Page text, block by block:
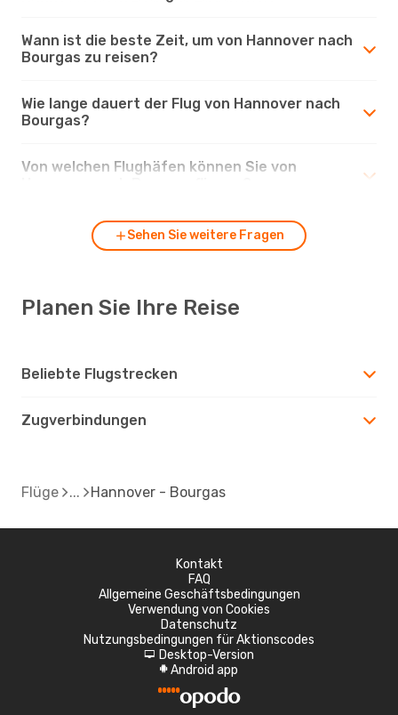
Wann ist die beste Zeit, um von Hannover nach
Bourgas zu reisen?
Wie lange dauert der Flug von Hannover nach
Bourgas?
Von welchen Flughäfen können Sie von
Sehen Sie weitere Fragen
Planen Sie Ihre Reise
Beliebte Flugstrecken
Zugverbindungen
Flüge Hannover - Bourgas
Kontakt
FAQ
Allgemeine Geschäftsbedingungen
Verwendung von Cookies
Datenschutz
Nutzungsbedingungen für Aktionscodes
d Desktop-Version
A Android app